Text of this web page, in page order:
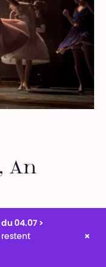
An
04.07 >
restent
×